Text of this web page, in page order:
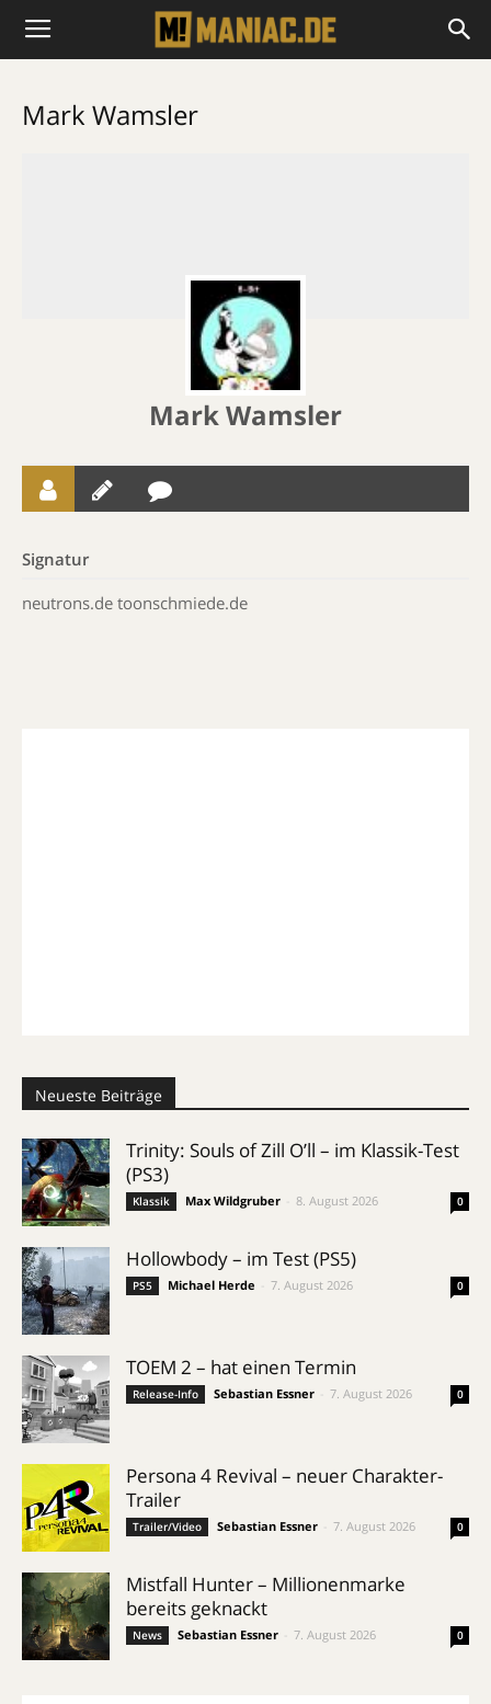
Mark Wamsler
Mark Wamsler
Signatur
neutrons.de toonschmiede.de
Neueste Beiträge
Trinity: Souls of Zill O’ll – im Klassik-Test
(PS3)
Klassik Max Wildgruber 8. August 2026 0
Hollowbody – im Test (PS5)
PS5 Michael Herde 7. August 2026 0
TOEM 2 – hat einen Termin
Release-Info Sebastian Essner 7. August 2026 0
Persona 4 Revival – neuer Charakter-
Trailer
Trailer/Video Sebastian Essner 7. August 2026 0
Mistfall Hunter – Millionenmarke
bereits geknackt
News Sebastian Essner 7. August 2026 0